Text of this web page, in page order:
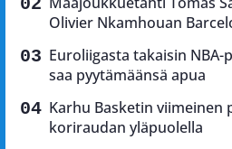
Olivier Nkamhouan
Euroliigasta takaisin NBA-
saa pyytämäänsä apua
Karhu Basketin viimeinen
koriraudan yläpuolella